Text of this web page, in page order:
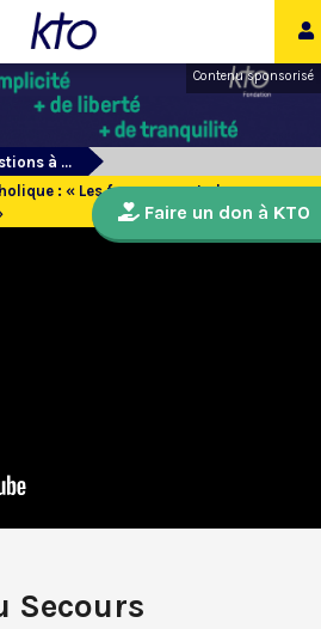
Contenu sponsorisé
à ...
: « Les femmes sont plus
Secours
Faire un don à KTO